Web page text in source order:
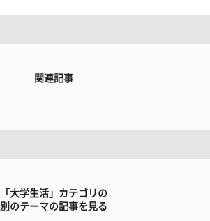
関連記事
「大学生活」カテゴリの
別のテーマの記事を見る